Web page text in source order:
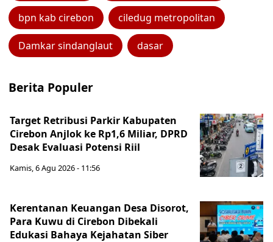
bpn kab cirebon ciledug metropolitan
Damkar sindanglaut dasar
Berita Populer
Target Retribusi Parkir Kabupaten
Cirebon Anjlok ke Rp1,6 Miliar, DPRD
Desak Evaluasi Potensi Riil
Kamis, 6 Agu 2026 - 11:56
Kerentanan Keuangan Desa Disorot,
Para Kuwu di Cirebon Dibekali
Edukasi Bahaya Kejahatan Siber